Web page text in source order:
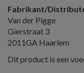
Fabrikant/
Van der Pigge
Gierstraat 3
2011GA Haarlem
Dit product is een